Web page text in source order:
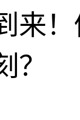
来
？